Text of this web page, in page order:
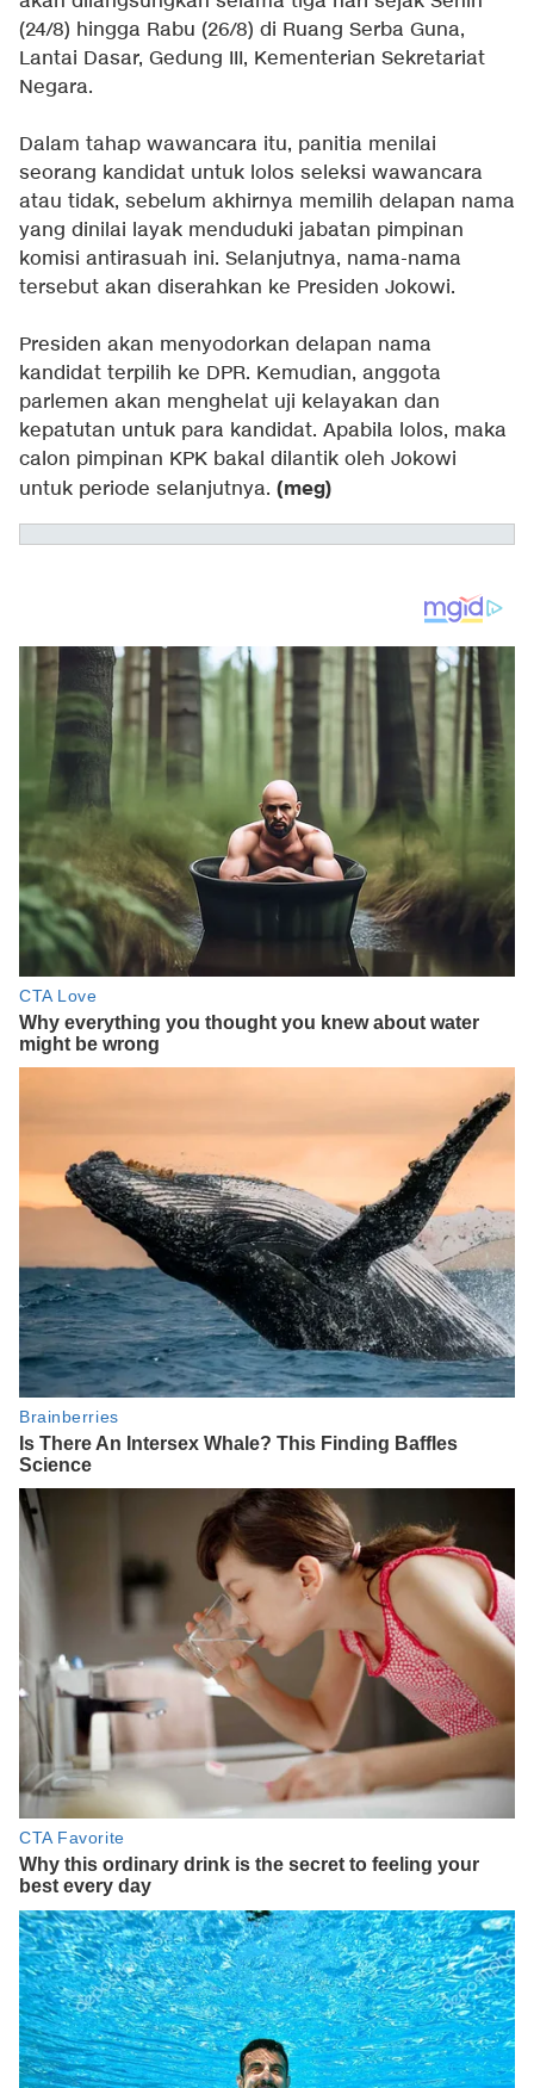
(24/8) hingga Rabu (26/8) di Ruang Serba Guna,
Lantai Dasar, Gedung III, Kementerian Sekretariat
Negara.
Dalam tahap wawancara itu, panitia menilai
seorang kandidat untuk lolos seleksi wawancara
atau tidak, sebelum akhirnya memilih delapan nama
yang dinilai layak menduduki jabatan pimpinan
komisi antirasuah ini. Selanjutnya, nama-nama
tersebut akan diserahkan ke Presiden Jokowi.
Presiden akan menyodorkan delapan nama
kandidat terpilih ke DPR. Kemudian, anggota
parlemen akan menghelat uji kelayakan dan
kepatutan untuk para kandidat. Apabila lolos, maka
calon pimpinan KPK bakal dilantik oleh Jokowi
untuk periode selanjutnya. (meg)